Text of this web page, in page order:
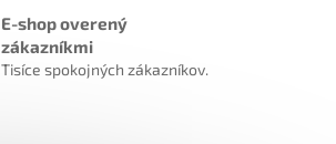
E-shop overený
zákazníkmi
Tisíce spokojných zákazníkov.